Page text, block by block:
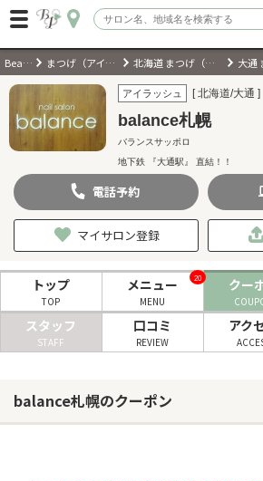
ログイン
会員登録（無料）
キーワード検索
ジャンルを選択
キーワードで検索
現在地から探す
BeautyPark まつげ（アイラッシュ）サロン 北海道 まつげ（アイラッシュ）サロン
アイラッシュ [ 北海道/大通 ]
balance札幌
バランスサッポロ
地下鉄 『大通駅』 直結！！
電話予約
マイサロン登録
トップ
TOP
メニュー
MENU
20 クー
スタッフ
STAFF
口コミ
REVIEW
アク
balance札幌のクーポン